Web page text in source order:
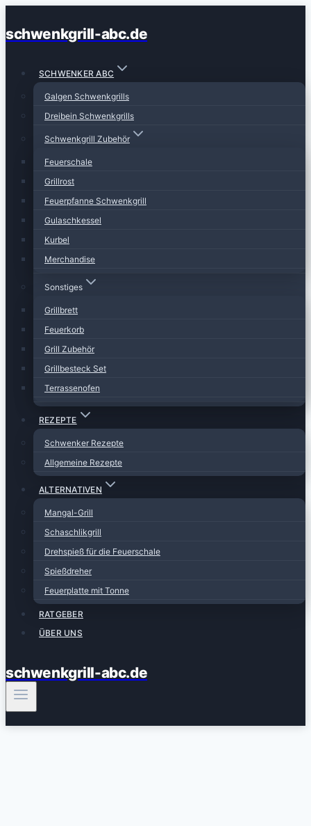
Inhalt
schwenkgrill-abc.de
SCHWENKER ABC
Galgen Schwenkgrills
Dreibein Schwenkgrills
Schwenkgrill Zubehör
Feuerschale
Grillrost
Feuerpfanne Schwenkgrill
Gulaschkessel
Kurbel
Merchandise
Sonstiges
Grillbrett
Feuerkorb
Grill Zubehör
Grillbesteck Set
Terrassenofen
REZEPTE
Schwenker Rezepte
Allgemeine Rezepte
ALTERNATIVEN
Mangal-Grill
Schaschlikgrill
Drehspieß für die Feuerschale
Spießdreher
Feuerplatte mit Tonne
RATGEBER
ÜBER UNS
schwenkgrill-abc.de